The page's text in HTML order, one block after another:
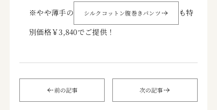
※やや薄手の
シルクコットン腹巻きパンツ
も特
別価格￥3,840でご提供！
前の記事 次の記事